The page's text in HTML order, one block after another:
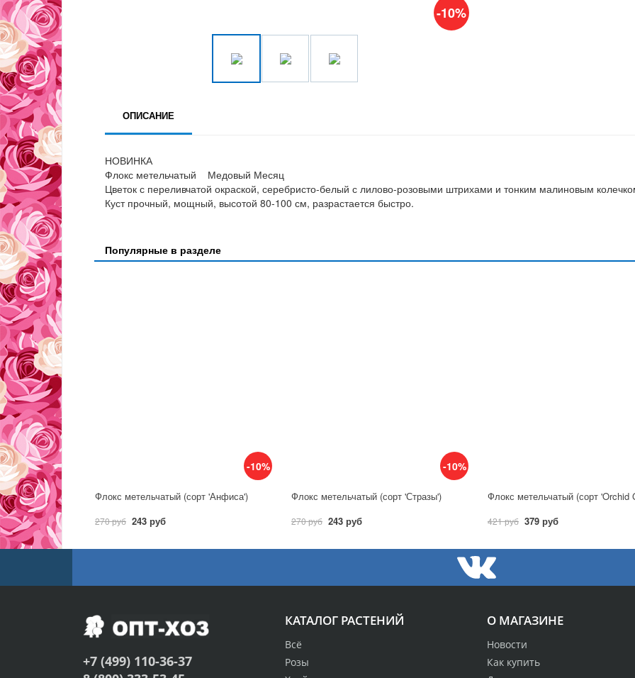
-10%
ОПИСАНИЕ
НОВИНКА
Флокс метельчатый Медовый Месяц
Цветок с переливчатой окраской, серебристо-белый с лилово-розовыми штрихами и тонким малиновым
Куст прочный, мощный, высотой 80-100 см, разрастается быстро.
Популярные в разделе
-10%
Флокс метельчатый (сорт 'Анфиса')
270 руб 243 руб
-10%
Флокс метельчатый (сорт 'Стразы')
270 руб 243 руб
Флокс метельчатый (сорт 'Orchid
421 руб 379 руб
О МАГАЗИНЕ
Новости
Как купить
КАТАЛОГ РАСТЕНИЙ
Всё
Розы
+7 (499) 110-36-37